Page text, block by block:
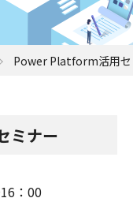
Power Platform活用セ
ミナー
：00